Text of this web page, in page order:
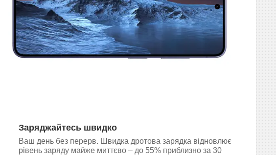
Заряджайтесь швидко
Ваш день без перерв. Швидка дротова зарядка відновлює
рівень заряду майже миттєво – до 55% приблизно за 30